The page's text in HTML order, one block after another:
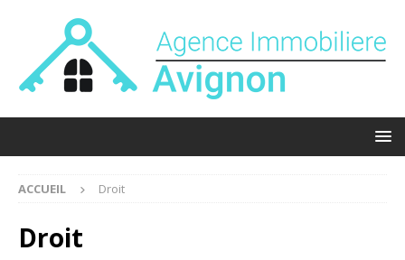
ACCUEIL Droit
Droit